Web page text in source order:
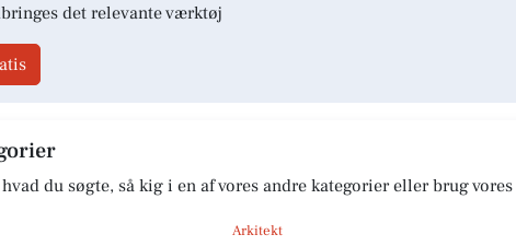
det relevante værktøj
du søgte, så kig i en af vores andre kategorier eller brug vores
Arkitekt